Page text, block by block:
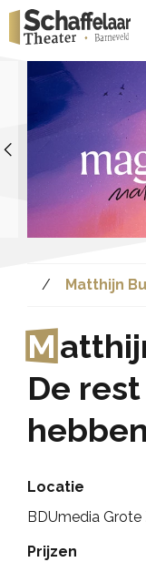
Previous
Matthijn
M
De
hebben
Locatie
BDUmedia Grote
Prijzen